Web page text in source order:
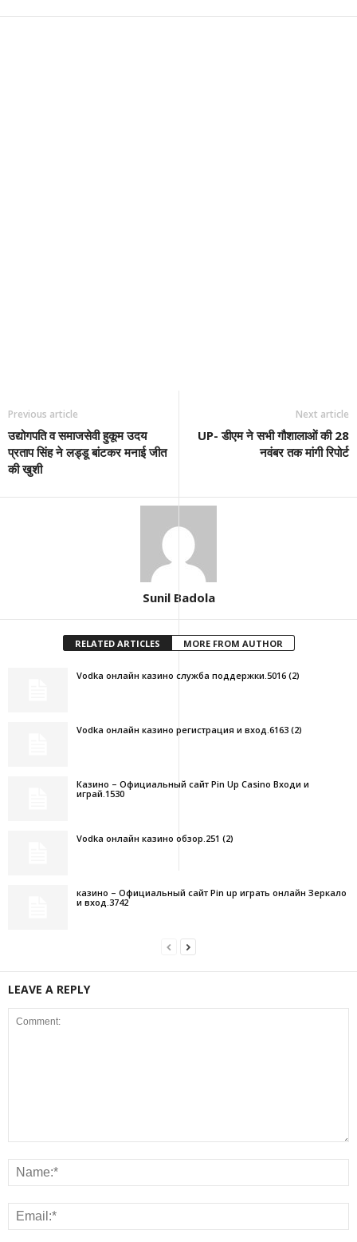
Previous article
उद्योगपति व समाजसेवी हुकूम उदय
प्रताप सिंह ने लड्डू बांटकर मनाई जीत
की खुशी
Next article
UP- डीएम ने सभी गौशालाओं की 28
नवंबर तक मांगी रिपोर्ट
Sunil Badola
RELATED ARTICLES MORE FROM AUTHOR
Vodka онлайн казино служба поддержки.5016 (2)
Vodka онлайн казино регистрация и вход.6163 (2)
Казино – Официальный сайт Pin Up Casino Входи и
играй.1530
Vodka онлайн казино обзор.251 (2)
казино – Официальный сайт Pin up играть онлайн Зеркало
и вход.3742
LEAVE A REPLY